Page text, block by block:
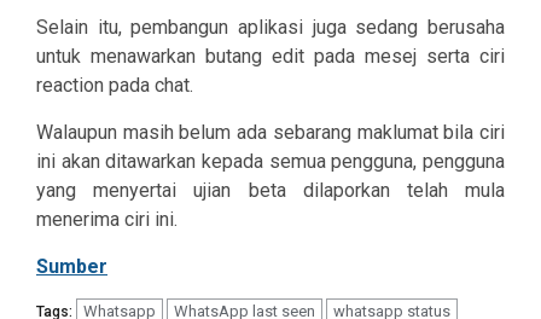
Selain itu, pembangun aplikasi juga sedang berusaha
untuk menawarkan butang edit pada mesej serta ciri
reaction pada chat.
Walaupun masih belum ada sebarang maklumat bila ciri
ini akan ditawarkan kepada semua pengguna, pengguna
yang menyertai ujian beta dilaporkan telah mula
menerima ciri ini.
Sumber
Tags: Whatsapp WhatsApp last seen whatsapp status